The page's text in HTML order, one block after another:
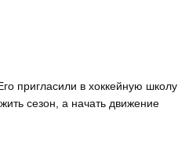
пригласили в хоккейную школу
сезон, а начать движение